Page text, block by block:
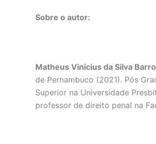
Sobre o autor:
Matheus Vinícius da Silva
de Pernambuco (2021). Pós
Superior na Universidade
professor de direito penal na